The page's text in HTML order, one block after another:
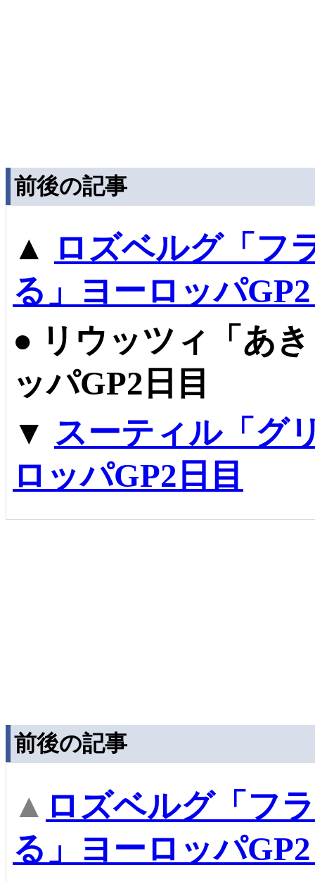
前後の記事
▲ ロズベルグ「フ
る」ヨーロッパ
● リウッツィ「あ
ッパGP2日目
▼ スーティル「グ
ロッパGP2日目
前後の記事
▲ ロズベルグ「フ
る」ヨーロッパ